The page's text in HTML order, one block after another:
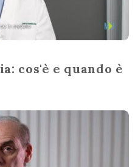
cos'è e quando è